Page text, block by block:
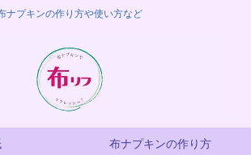
ナプキンの作り方や使い方など
布ナプキンの作り方